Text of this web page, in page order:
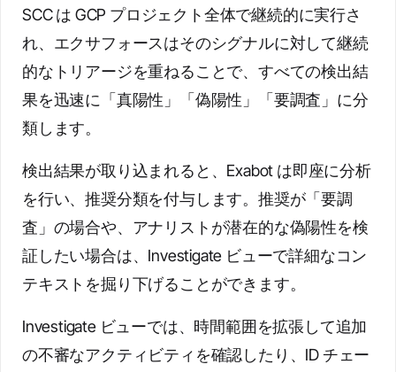
SCC は GCP プロジェクト全体で継続的に実行さ
れ、エクサフォースはそのシグナルに対して継続
的なトリアージを重ねることで、すべての検出結
果を迅速に「真陽性」「偽陽性」「要調査」に分
類します。
検出結果が取り込まれると、Exabot は即座に分析
を行い、推奨分類を付与します。推奨が「要調
査」の場合や、アナリストが潜在的な偽陽性を検
証したい場合は、Investigate ビューで詳細なコン
テキストを掘り下げることができます。
Investigate ビューでは、時間範囲を拡張して追加
の不審なアクティビティを確認したり、ID チェー